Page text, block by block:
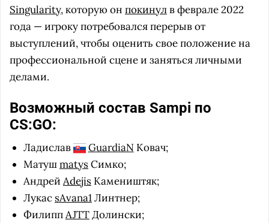
Singularity, которую он покинулв феврале 2022
года — игроку потребовался перерыв от
выступлений, чтобы оценить свое положение на
профессиональной сцене и заняться личными
делами.
Возможный состав Sampi по
CS:GO:
Ладислав GuardiaNКовач;
МатушmatysСимко;
Андрей Adejis Камеништяк;
Лукас sAvana1Линтнер;
ФилиппAJTTДолински;